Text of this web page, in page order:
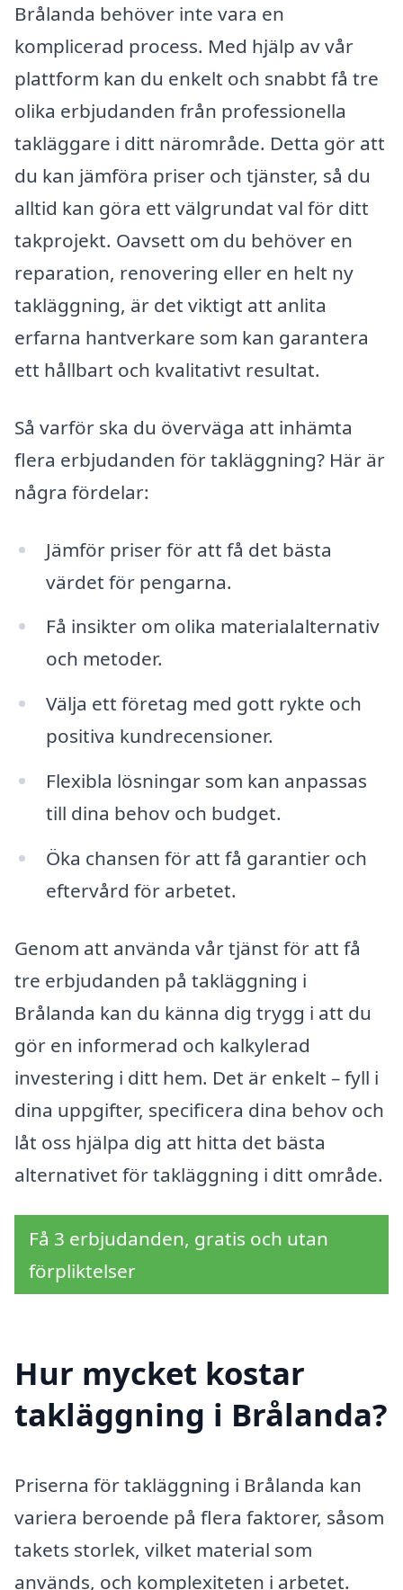
Brålanda behöver inte vara en
komplicerad process. Med hjälp av vår
plattform kan du enkelt och snabbt få tre
olika erbjudanden från professionella
takläggare i ditt närområde. Detta gör att
du kan jämföra priser och tjänster, så du
alltid kan göra ett välgrundat val för ditt
takprojekt. Oavsett om du behöver en
reparation, renovering eller en helt ny
takläggning, är det viktigt att anlita
erfarna hantverkare som kan garantera
ett hållbart och kvalitativt resultat.
Så varför ska du överväga att inhämta
flera erbjudanden för takläggning? Här är
några fördelar:
Jämför priser för att få det bästa
värdet för pengarna.
Få insikter om olika materialalternativ
och metoder.
Välja ett företag med gott rykte och
positiva kundrecensioner.
Flexibla lösningar som kan anpassas
till dina behov och budget.
Öka chansen för att få garantier och
eftervård för arbetet.
Genom att använda vår tjänst för att få
tre erbjudanden på takläggning i
Brålanda kan du känna dig trygg i att du
gör en informerad och kalkylerad
investering i ditt hem. Det är enkelt – fyll i
dina uppgifter, specificera dina behov och
låt oss hjälpa dig att hitta det bästa
alternativet för takläggning i ditt område.
Få 3 erbjudanden, gratis och utan
förpliktelser
Hur mycket kostar
takläggning i Brålanda?
Priserna för takläggning i Brålanda kan
variera beroende på flera faktorer, såsom
takets storlek, vilket material som
används, och komplexiteten i arbetet.